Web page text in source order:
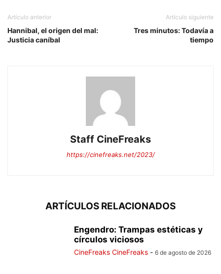
Artículo anterior
Hannibal, el origen del mal:
Justicia caníbal
Artículo siguiente
Tres minutos: Todavía a
tiempo
Staff CineFreaks
https://cinefreaks.net/2023/
ARTÍCULOS RELACIONADOS
Engendro: Trampas estéticas y
círculos viciosos
CineFreaks CineFreaks - 6 de agosto de 2026